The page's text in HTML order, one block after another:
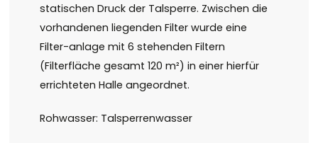
statischen Druck der Talsperre. Zwischen die
vorhandenen liegenden Filter wurde eine
Filter-anlage mit 6 stehenden Filtern
(Filterfläche gesamt 120 m²) in einer hierfür
errichteten Halle angeordnet.
Rohwasser: Talsperrenwasser